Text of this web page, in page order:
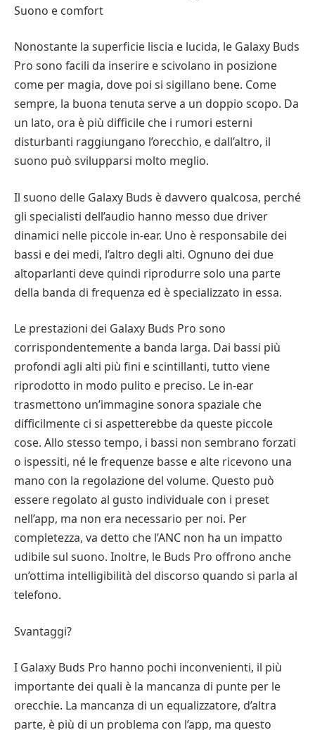
Suono e comfort
Nonostante la superficie liscia e lucida, le Galaxy Buds
Pro sono facili da inserire e scivolano in posizione
come per magia, dove poi si sigillano bene. Come
sempre, la buona tenuta serve a un doppio scopo. Da
un lato, ora è più difficile che i rumori esterni
disturbanti raggiungano l’orecchio, e dall’altro, il
suono può svilupparsi molto meglio.
Il suono delle Galaxy Buds è davvero qualcosa, perché
gli specialisti dell’audio hanno messo due driver
dinamici nelle piccole in-ear. Uno è responsabile dei
bassi e dei medi, l’altro degli alti. Ognuno dei due
altoparlanti deve quindi riprodurre solo una parte
della banda di frequenza ed è specializzato in essa.
Le prestazioni dei Galaxy Buds Pro sono
corrispondentemente a banda larga. Dai bassi più
profondi agli alti più fini e scintillanti, tutto viene
riprodotto in modo pulito e preciso. Le in-ear
trasmettono un’immagine sonora spaziale che
difficilmente ci si aspetterebbe da queste piccole
cose. Allo stesso tempo, i bassi non sembrano forzati
o ispessiti, né le frequenze basse e alte ricevono una
mano con la regolazione del volume. Questo può
essere regolato al gusto individuale con i preset
nell’app, ma non era necessario per noi. Per
completezza, va detto che l’ANC non ha un impatto
udibile sul suono. Inoltre, le Buds Pro offrono anche
un’ottima intelligibilità del discorso quando si parla al
telefono.
Svantaggi?
I Galaxy Buds Pro hanno pochi inconvenienti, il più
importante dei quali è la mancanza di punte per le
orecchie. La mancanza di un equalizzatore, d’altra
parte, è più di un problema con l’app, ma questo